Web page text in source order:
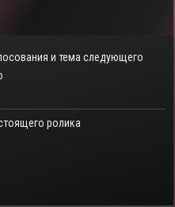
и тема следующего
ролика